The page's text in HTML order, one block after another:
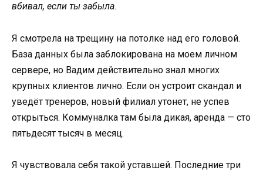
вбивал, если ты забыла.
Я смотрела на трещину на потолке над его головой.
База данных была заблокирована на моем личном
сервере, но Вадим действительно знал многих
крупных клиентов лично. Если он устроит скандал и
уведёт тренеров, новый филиал утонет, не успев
открыться. Коммуналка там была дикая, аренда — сто
пятьдесят тысяч в месяц.
Я чувствовала себя такой уставшей. Последние три